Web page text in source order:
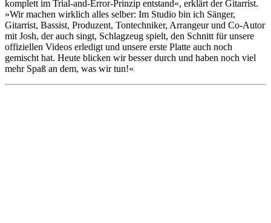
komplett im Trial-and-Error-Prinzip entstand«, erklärt der Gitarrist.
»Wir machen wirklich alles selber: Im Studio bin ich Sänger,
Gitarrist, Bassist, Produzent, Tontechniker, Arrangeur und Co-Autor
mit Josh, der auch singt, Schlagzeug spielt, den Schnitt für unsere
offiziellen Videos erledigt und unsere erste Platte auch noch
gemischt hat. Heute blicken wir besser durch und haben noch viel
mehr Spaß an dem, was wir tun!«